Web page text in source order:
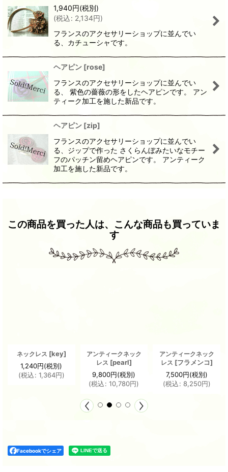
1,940円(税別)
(税込: 2,134円)
フランスのアクセサリーショップに並んでい
る、カチューシャです。
ヘアピン [rose]
フランスのアクセサリーショップに並んでい
る、 紫色の薔薇の形をしたヘアピンです。 アン
ティーク加工を施した新品です。
ヘアピン [zip]
フランスのアクセサリーショップに並んでい
る、ジップで作った さくらんぼみたいなモチー
フのパッチン留めヘアピンです。 アンティーク
加工を施した新品です。
この商品を買った人は、こんな商品も買っていま
す
ネックレス [key]
1,240円(税別)
(税込: 1,364円)
アンティークネック
レス [pearl]
9,800円(税別)
(税込: 10,780円)
アンティークネック
レス [フラメンコ]
7,500円(税別)
(税込: 8,250円)
Facebookでシェア